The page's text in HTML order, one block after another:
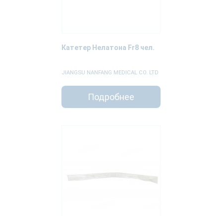
Катетер Нелатона Fr8 чел.
JIANGSU NANFANG MEDICAL CO. LTD
Подробнее